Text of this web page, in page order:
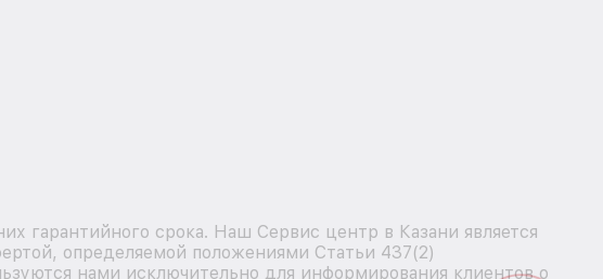
гарантийного срока. Наш Сервис центр в Казани является
определяемой положениями Статьи 437(2)
нами исключительно для информирования клиентов о